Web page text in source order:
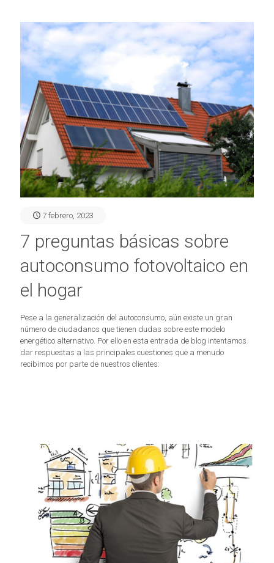
7 febrero, 2023
7 preguntas básicas sobre
autoconsumo fotovoltaico en
el hogar
Pese a la generalización del autoconsumo, aún existe un gran
número de ciudadanos que tienen dudas sobre este modelo
energético alternativo. Por ello en esta entrada de blog intentamos
dar respuestas a las principales cuestiones que a menudo
recibimos por parte de nuestros clientes: